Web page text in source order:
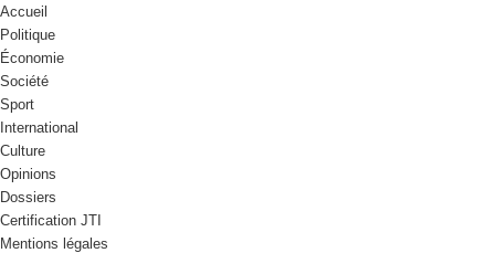
Accueil
Politique
Économie
Société
Sport
International
Culture
Opinions
Dossiers
Certification JTI
Mentions légales